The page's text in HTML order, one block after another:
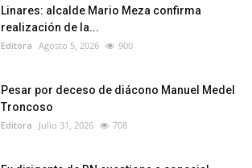
Linares: alcalde Mario Meza confirma
realización de la...
Editora Agosto 5, 2026 900
Pesar por deceso de diácono Manuel Medel
Troncoso
Editora Julio 31, 2026 708